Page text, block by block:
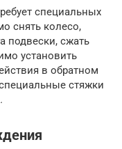
специальных
снять колесо,
подвески, сжать
установить
в обратном
стяжки